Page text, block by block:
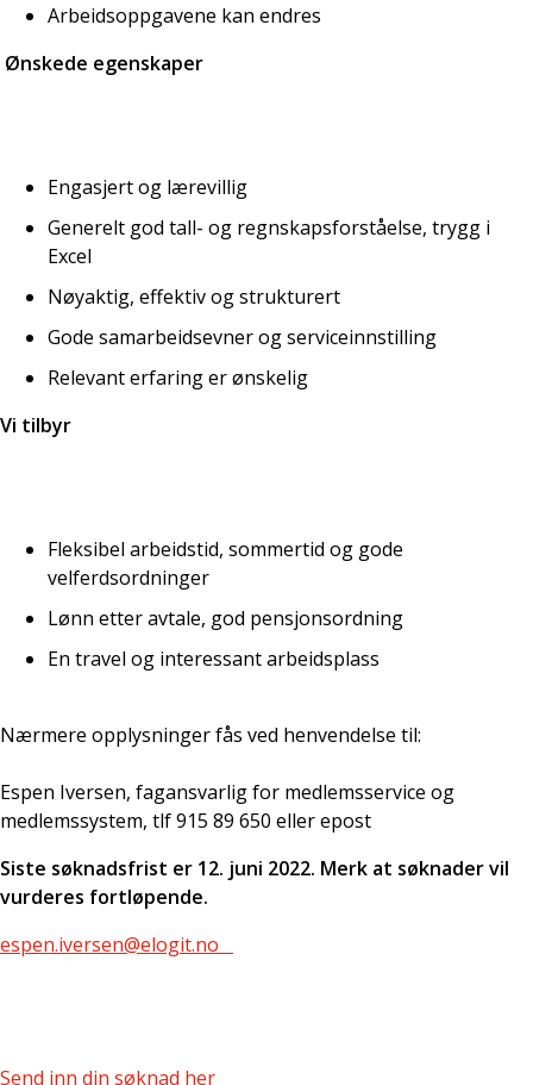
Arbeidsoppgavene kan endres
Ønskede egenskaper
Engasjert og lærevillig
Generelt god tall- og regnskapsforståelse, trygg i
Excel
Nøyaktig, effektiv og strukturert
Gode samarbeidsevner og serviceinnstilling
Relevant erfaring er ønskelig
Vi tilbyr
Fleksibel arbeidstid, sommertid og gode
velferdsordninger
Lønn etter avtale, god pensjonsordning
En travel og interessant arbeidsplass
Nærmere opplysninger fås ved henvendelse til:
Espen Iversen, fagansvarlig for medlemsservice og
medlemssystem, tlf 915 89 650 eller epost
Siste søknadsfrist er 12. juni 2022. Merk at søknader vil
vurderes fortløpende.
espen.iversen@elogit.no
Send inn din søknad her